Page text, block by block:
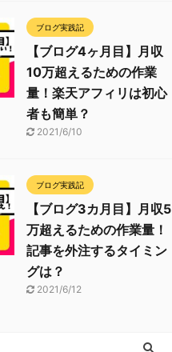
ブログ実践記
【ブログ4ヶ月目】月収
10万超えるための作業
量！楽天アフィリは初心
者も簡単？
2021/6/10
ブログ実践記
【ブログ3カ月目】月収5
万超えるための作業量！
記事を外注するタイミン
グは？
2021/6/12